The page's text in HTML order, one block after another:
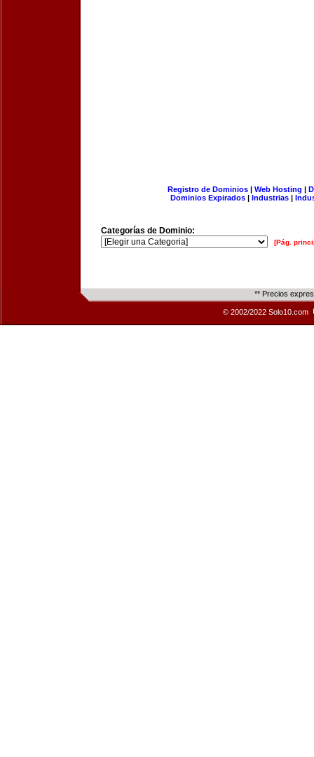
Registro de Dominios| Web Hosting |
Dominios Expirados | Industrias |
Categorías de Dominio:
[Pág.
** Precios
© 2002/2022 Solo10.com